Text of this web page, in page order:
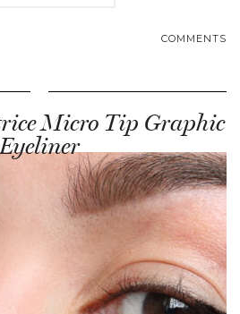
COMMENTS
Micro Tip Graphic
Eyeliner